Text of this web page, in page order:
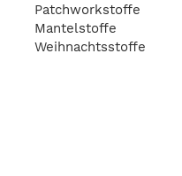
Patchworkstoffe
Mantelstoffe
Weihnachtsstoffe